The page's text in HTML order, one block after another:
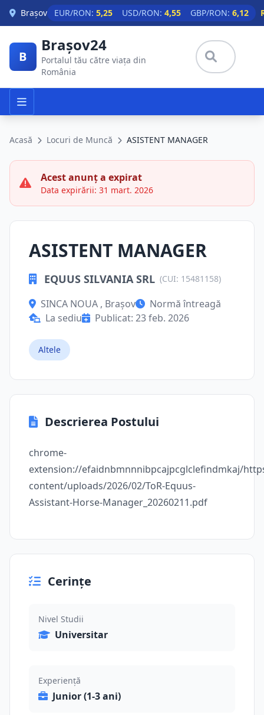
Skip to main content
Brașov EUR/RON: 5,25 USD/RON: 4,55 GBP/RON: 6,12
B
Brașov24
Portalul tău către viața din
România
Acasă Locuri de Muncă ASISTENT MANAGER
Acest anunț a expirat
Data expirării: 31 mart. 2026
ASISTENT MANAGER
EQUUS SILVANIA SRL (CUI: 15481158)
SINCA NOUA , Brașov
Normă întreagă
La sediu
Publicat: 23 feb. 2026
Altele
Descrierea Postului
chrome-
extension://efaidnbmnnnibpcajpcglclefindmkaj/
content/uploads/2026/02/ToR-Equus-
Assistant-Horse-Manager_20260211.pdf
Cerințe
Nivel Studii
Universitar
Experiență
Junior (1-3 ani)